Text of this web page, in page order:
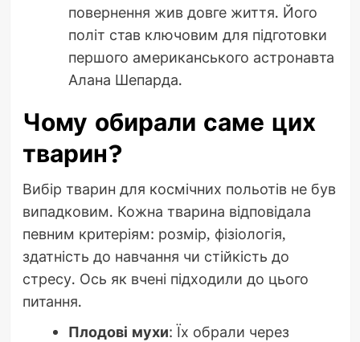
повернення жив довге життя. Його
політ став ключовим для підготовки
першого американського астронавта
Алана Шепарда.
Чому обирали саме цих
тварин?
Вибір тварин для космічних польотів не був
випадковим. Кожна тварина відповідала
певним критеріям: розмір, фізіологія,
здатність до навчання чи стійкість до
стресу. Ось як вчені підходили до цього
питання.
Плодові мухи: Їх обрали через